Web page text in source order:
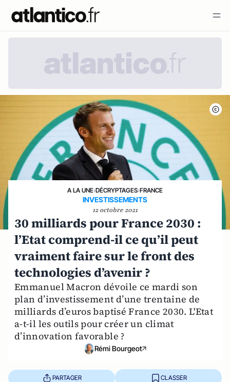
A LA UNE›DÉCRYPTAGES›FRANCE
INVESTISSEMENTS
12 octobre 2021
30 milliards pour France 2030 :
l’Etat comprend-il ce qu’il peut
vraiment faire sur le front des
technologies d’avenir ?
Emmanuel Macron dévoile ce mardi son
plan d’investissement d’une trentaine de
milliards d’euros baptisé France 2030. L'Etat
a-t-il les outils pour créer un climat
d’innovation favorable ?
Rémi Bourgeot
PARTAGER CLASSER